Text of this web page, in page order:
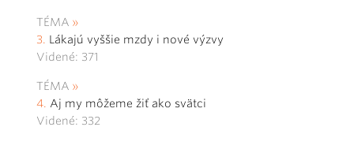
TÉMA
Lákajú vyššie mzdy i nové výzvy
Videné: 371
TÉMA
Aj my môžeme žiť ako svätci
Videné: 332